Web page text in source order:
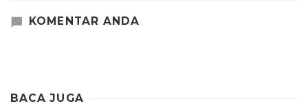
KOMENTAR ANDA
BACA JUGA